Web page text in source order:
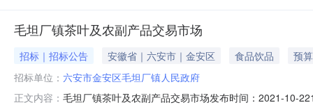
毛坦厂镇茶叶及农副产品交易市场
招标｜招标公告 安徽省｜六安市｜金安区 食品饮品
预
招标单位： 六安市金安区毛坦厂镇人民政府
正文内容： 毛坦厂镇茶叶及农副产品交易市场发布时间：2021-10-